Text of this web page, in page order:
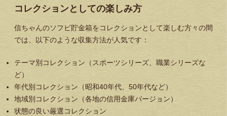
コレクションとしての楽しみ方
信ちゃんのソフビ貯金箱をコレクションとして楽しむ方々の間
では、以下のような収集方法が人気です：
テーマ別コレクション（スポーツシリーズ、職業シリーズな
ど）
年代別コレクション（昭和40年代、50年代など）
地域別コレクション（各地の信用金庫バージョン）
状態の良い厳選コレクション